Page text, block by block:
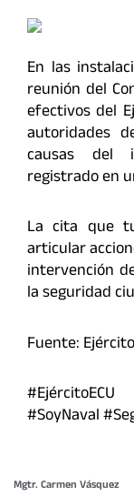
En las
reunión del
efectivos del
autoridades
causas del
registrado en
La cita que
articular
intervención
la seguridad
Fuente:
#SoyNaval
Mgtr. Carmen Vásquez